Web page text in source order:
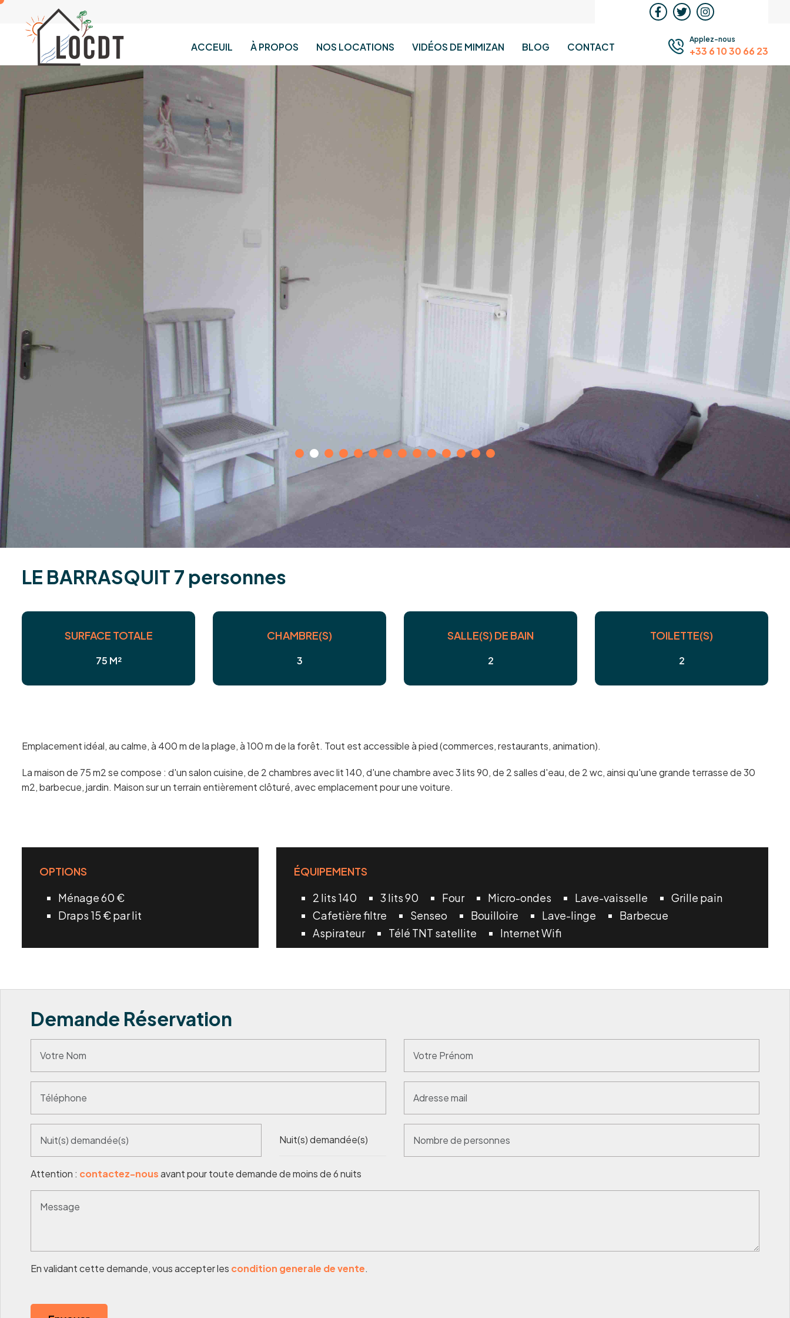
ACCEUIL À PROPOS NOS LOCATIONS VIDÉOS DE MIMIZAN BLOG CONTACT
Applez-nous
+33 6 10 30 66 23
LE BARRASQUIT 7 personnes
SURFACE TOTALE
75 M²
CHAMBRE(S)
3
SALLE(S) DE BAIN
2
TOILETTE(S)
2
Emplacement idéal, au calme, à 400 m de la plage, à 100 m de la forêt. Tout est accessible à pied (commerces, restaurants, animation).
La maison de 75 m2 se compose : d'un salon cuisine, de 2 chambres avec lit 140, d'une chambre avec 3 lits 90, de 2 salles d'eau, de 2 wc, ainsi qu'une grande terrasse de 30
m2, barbecue, jardin. Maison sur un terrain entièrement clôturé, avec emplacement pour une voiture.
OPTIONS
Ménage 60 €
Draps 15 € par lit
ÉQUIPEMENTS
2 lits 140
3 lits 90 Four Micro-ondes Lave-vaisselle
Grille pain
Cafetière filtre
Senseo Bouilloire Lave-linge
Barbecue
Aspirateur
Télé TNT satellite Internet Wifi
Demande Réservation
Nuit(s) demandée(s)
Attention : contactez-nousavant pour toute demande de moins de 6 nuits
En validant cette demande, vous accepter les condition generale de vente.